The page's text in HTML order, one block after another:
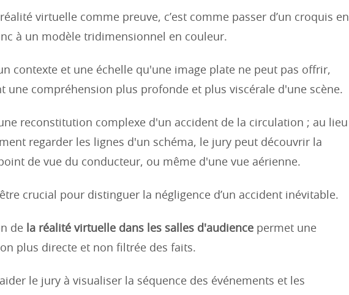
virtuelle comme preuve, c’est comme passer d’un croquis en
à un modèle tridimensionnel en couleur.
contexte et une échelle qu'une image plate ne peut pas offrir,
une compréhension plus profonde et plus viscérale d'une scène.
reconstitution complexe d'un accident de la circulation ; au lieu
regarder les lignes d'un schéma, le jury peut découvrir la
de vue du conducteur, ou même d'une vue aérienne.
crucial pour distinguer la négligence d’un accident inévitable.
de la réalité virtuelle dans les salles d'audience permet une
plus directe et non filtrée des faits.
le jury à visualiser la séquence des événements et les